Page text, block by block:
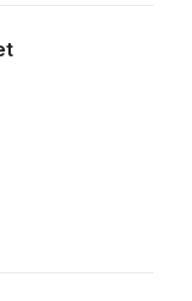
antal röster: